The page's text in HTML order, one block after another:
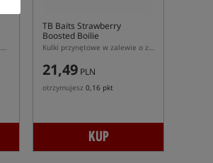
TB Baits Grand Krill HARD – utwardzane kulki proteinowe
TB Baits Strawberry
Boosted Boilie
Kulki przynętowe w zalewie o zapachu truskawki
21,49 PLN
otrzymujesz 0,16 pkt
KUP